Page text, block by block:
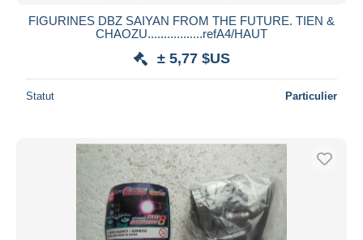
FIGURINES DBZ SAIYAN FROM THE FUTURE. TIEN &
CHAOZU.................refA4/HAUT
± 5,77 $US
Statut Particulier